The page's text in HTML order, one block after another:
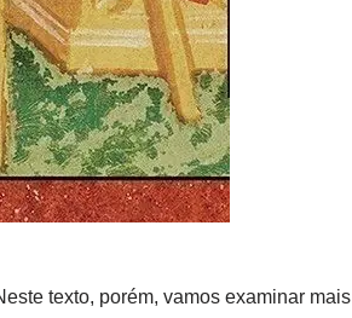
texto, porém, vamos examinar mais